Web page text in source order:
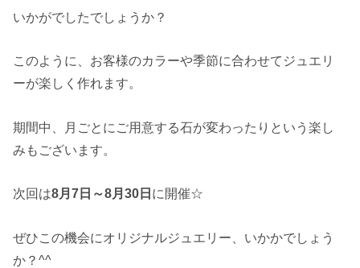
いかがでしたでしょうか？
このように、お客様のカラーや季節に合わせてジュエリ
ーが楽しく作れます。
期間中、月ごとにご用意する石が変わったりという楽し
みもございます。
次回は8月7日～8月30日に開催☆
ぜひこの機会にオリジナルジュエリー、いかかでしょう
か？^^